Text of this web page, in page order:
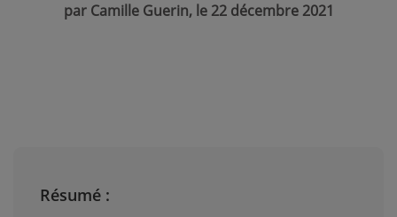
par Camille Guerin, le 22 décembre 2021
Résumé :